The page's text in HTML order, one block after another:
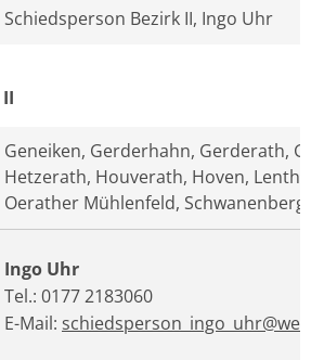
Schiedsperson Bezirk II, Ingo Uhr
Geneiken, Gerderhahn, Gerderath,
Hetzerath, Houverath, Hoven,
Oerather Mühlenfeld,
Ingo Uhr
Tel.: 0177 2183060
E-Mail: